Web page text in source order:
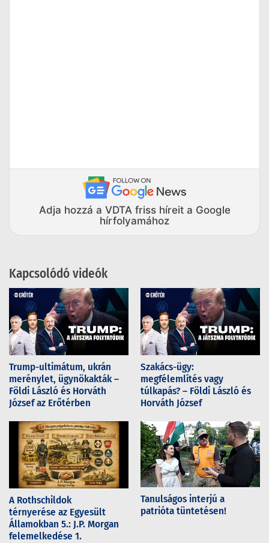
Adja hozzá a VDTA friss híreit a Google
hírfolyamához
Kapcsolódó videók
Trump-ultimátum, ukrán
merénylet, ügynökakták –
Földi László és Horváth
József az Erőtérben
Szakács-ügy:
megfélemlítés vagy
túlkapás? – Földi László és
Horváth József
A Rothschildok
térnyerése az Egyesült
Államokban 5.: J.P. Morgan
felemelkedése 1.
Tanulságos interjú a
patrióta tüntetésen!